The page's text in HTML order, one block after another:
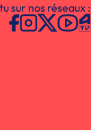
sur nos réseaux :